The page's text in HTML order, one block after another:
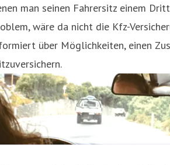
man seinen Fahrersitz einem
wäre da nicht die Kfz-
über Möglichkeiten, einen